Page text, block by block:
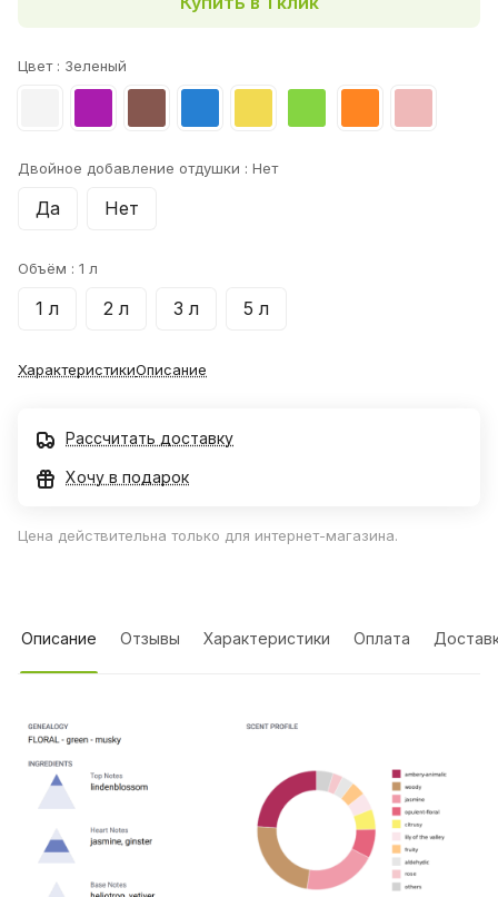
Цвет : Зеленый
Двойное добавление отдушки : Нет
Да Нет
Объём : 1 л
1 л 2 л 3 л 5 л
ХарактеристикиОписание
Рассчитать доставку
Хочу в подарок
Цена действительна только для интернет-магазина.
Описание Отзывы Характеристики Оплата